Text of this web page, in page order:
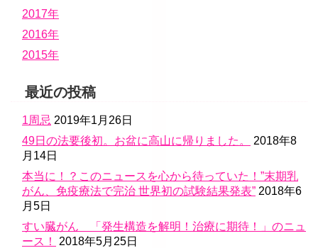
2017年
2016年
2015年
最近の投稿
1周忌 2019年1月26日
49日の法要後初。お盆に高山に帰りました。
2018年8
月14日
本当に！？このニュースを心から待っていた！”末期乳
がん、免疫療法で完治 世界初の試験結果発表” 2018年6
月5日
すい臓がん 「発生構造を解明！治療に期待！」のニュ
ース！
2018年5月25日